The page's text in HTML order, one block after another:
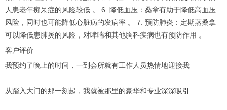
人患老年痴呆症的风险较低 。 6. 降低血压：桑拿有助于降低高血压
风险，同时也可能降低心脏病的发病率 。 7. 预防肺炎：定期蒸桑拿
可以降低患肺炎的风险，对哮喘和其他胸科疾病也有预防作用 。
客户评价
我预约了晚上的时间，一到会所就有工作人员热情地迎接我
从踏入大门的那一刻起，我就被那里的豪华和专业深深吸引